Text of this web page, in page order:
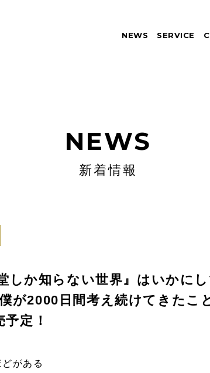
NEWS SERVICE
NEWS
新着情報
しか知らない世界』はいかに
が2000日間考え続けてきたこ
定！
がある